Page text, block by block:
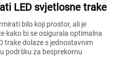
LED svjetlosne trake
bilo koji prostor, ali je
kako bi se osigurala optimalna
trake dolaze s jednostavnim
podršku za besprekornu